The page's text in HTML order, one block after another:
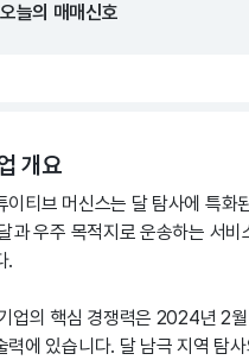
오늘의 매매신호
개요
이티브 머신스는 달 탐사에 특
과 우주 목적지로 운송하는 서
.
업의 핵심 경쟁력은 2024년 2
력에 있습니다. 달 남극 지역 탐